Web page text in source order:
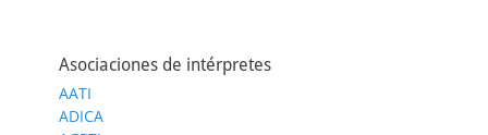
Asociaciones de intérpretes
AATI
ADICA